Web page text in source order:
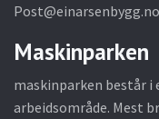
Post@einarsenbygg.no
Maskinparken
maskinparken består i
arbeidsområde. Mest